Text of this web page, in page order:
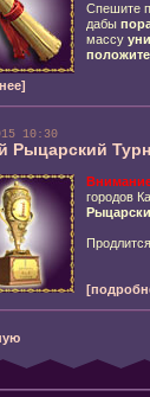
Спешите
дабы
массу
10:30
Рыцарский
городов